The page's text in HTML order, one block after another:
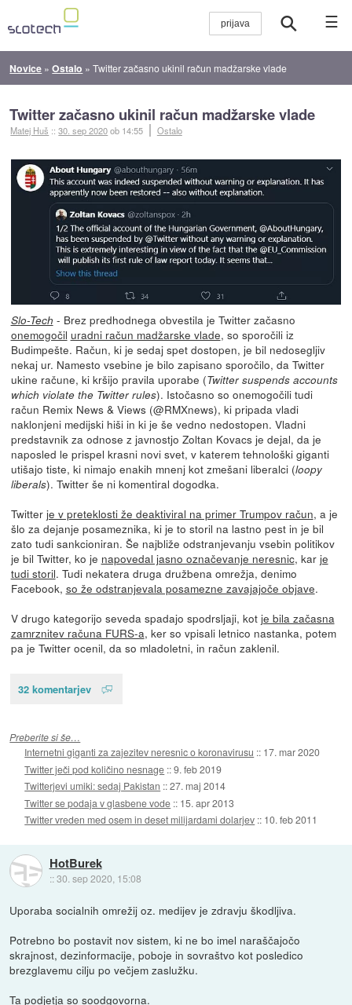
☰
Novice »Ostalo »Twitter začasno ukinil račun madžarske vlade
Twitter začasno ukinil račun madžarske vlade
Matej Huš ::30. sep 2020ob 14:55 Ostalo
Slo-Tech - Brez predhodnega obvestila je Twitter začasno
onemogočil uradni račun madžarske vlade, so sporočili iz
Budimpešte. Račun, ki je sedaj spet dostopen, je bil nedosegljiv
nekaj ur. Namesto vsebine je bilo zapisano sporočilo, da Twitter
ukine račune, ki kršijo pravila uporabe (Twitter suspends accounts
which violate the Twitter rules). Istočasno so onemogočili tudi
račun Remix News & Views (@RMXnews), ki pripada vladi
naklonjeni medijski hiši in ki je še vedno nedostopen. Vladni
predstavnik za odnose z javnostjo Zoltan Kovacs je dejal, da je
naposled le prispel krasni novi svet, v katerem tehnološki giganti
utišajo tiste, ki nimajo enakih mnenj kot zmešani liberalci (loopy
liberals). Twitter še ni komentiral dogodka.
Twitter je v preteklosti že deaktiviral na primer Trumpov račun, a je
šlo za dejanje posameznika, ki je to storil na lastno pest in je bil
zato tudi sankcioniran. Še najbliže odstranjevanju vsebin politikov
je bil Twitter, ko je napovedal jasno označevanje neresnic, kar je
tudi storil. Tudi nekatera druga družbena omrežja, denimo
Facebook, so že odstranjevala posamezne zavajajoče objave.
V drugo kategorijo seveda spadajo spodrsljaji, kot je bila začasna
zamrznitev računa FURS-a, ker so vpisali letnico nastanka, potem
pa je Twitter ocenil, da so mladoletni, in račun zaklenil.
32 komentarjev
Preberite si še…
Internetni giganti za zajezitev neresnic o koronavirusu :: 17. mar 2020
Twitter ječi pod količino nesnage ::9. feb 2019
Twitterjevi umiki: sedaj Pakistan ::27. maj 2014
Twitter se podaja v glasbene vode :: 15. apr 2013
Twitter vreden med osem in deset milijardami dolarjev :: 10. feb 2011
HotBurek
::30. sep 2020, 15:08
Uporaba socialnih omrežij oz. medijev je zdravju škodljiva.
Potrebno bo postavit nov sistem, ki ne bo imel naraščajočo
skrajnost, dezinformacije, poboje in sovraštvo kot posledico
brezglavemu cilju po večjem zaslužku.
Ta podjetja so soodgovorna.